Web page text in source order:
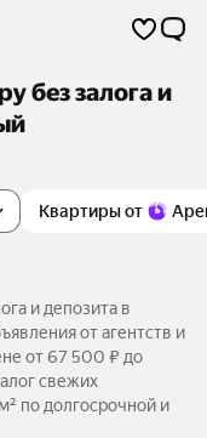
без залога и
Квартиры от
и депозита в
от агентств и
от 67 500 ₽ до
свежих
по долгосрочной и